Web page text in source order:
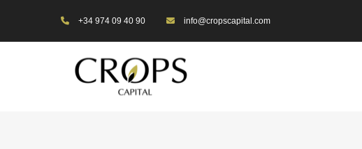
+34 974 09 40 90 info@cropscapital.com